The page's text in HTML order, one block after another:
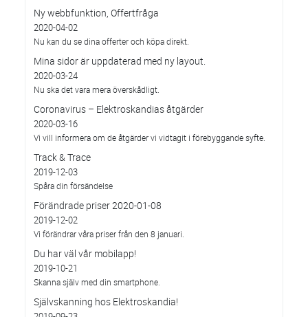
Ny webbfunktion, Offertfråga
2020-04-02
Nu kan du se dina offerter och köpa direkt.
Mina sidor är uppdaterad med ny layout.
2020-03-24
Nu ska det vara mera överskådligt.
Coronavirus – Elektroskandias åtgärder
2020-03-16
Vi vill informera om de åtgärder vi vidtagit i förebyggande syfte.
Track & Trace
2019-12-03
Spåra din försändelse
Förändrade priser 2020-01-08
2019-12-02
Vi förändrar våra priser från den 8 januari.
Du har väl vår mobilapp!
2019-10-21
Skanna själv med din smartphone.
Självskanning hos Elektroskandia!